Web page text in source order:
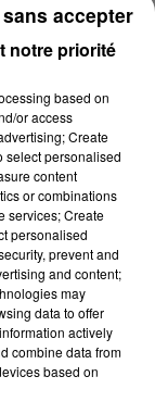
notre priorité
based on
or access
Create
select personalised
content
or combinations
services; Create
personalised
prevent and
and content;
may
data to offer
actively
combine data from
based on
accepter